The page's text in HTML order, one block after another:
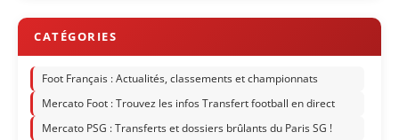
Foot Français : Actualités, classements et championnats
Mercato Foot : Trouvez les infos Transfert football en direct
Mercato PSG : Transferts et dossiers brûlants du Paris SG !